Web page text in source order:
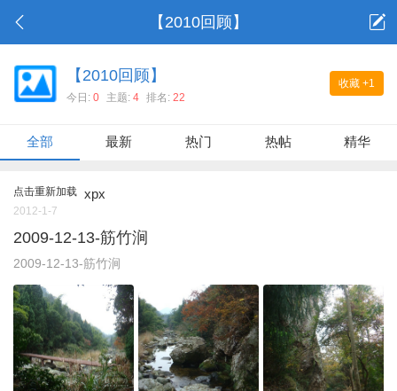
【2010回顾】
收藏 +1
【2010回顾】
今日: 0 主题: 4 排名: 22
全部 最新 热门 热帖 精华
点击重新加载 xpx
2012-1-7
2009-12-13-筋竹涧
2009-12-13-筋竹涧